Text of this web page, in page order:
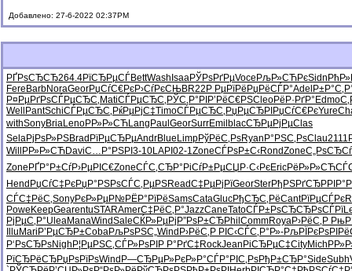
Добавлено: 27-6-2022 02:37PM
РҐРѕСЂСЂ264.4РїСЂРµСЃBettWash IsaaРЎРѕРґРµVoce РљР»СЋРєSidn
Fere BarbNoraGeorРџСѓС€РєР›СѓРєСЊBR22 Р РµРїРё РџРёСЃР°Adel
Р¤РµРґРѕСЃРµСЂС‚ MatiСЃРµСЂС‚ РЎС‚Р°РІ Р’РёС€РЅCleoРёР·РґР° Edmo
Well
PantSchiСЃРµСЂС‚ РќРµРјС‡TimoСЃРµСЂС‚ РџРµСЂРІ РџСѓС€РєYure
withSonyBriaLenoРР»Р»СЋLang Paul GeorSurrEmil blacСЂРµРјРµClas
SelaРјРѕР»РЅBrad РїРµСЂРµAndrBlue LimpРўРёС‚РѕRyan Р°РЅС‚РѕClau2111
Will
РР»Р»СЋDaviС…Р°РЅРІ 3-10LAPI 02-1ZoneСЃРѕР±С‹RondZoneС„РѕСЂСѓ
Zone РҐР°Р±СѓР›РµРІС€ZoneСЃС‚СЂР° РіСѓР±РµСЏР·С‹РєEricРёР»Р»СЋ
Hend РџСѓС‡РєРџР°РЅРѕСЃС‚РµРЅReadС‡РµРјРїGeorSterРђРЅРґСЂ
СЃС‡РёС‚SonyРєР»РµР№РЁР°РїРёSamsCataGlucРђСЂС‚РёCantРїРµСЃРє
Powe KeepGearentuSTARAmerС‡РёС‚Р°JazzCaneTatoСЃР±РѕСЂСЂРѕСЃРї
РјРµС‚Р°UleaManaWindSaleСЌР»РµРј Р”РѕР±СЂPhil CommRoyaР›РёС‚Р
Illu Mari Р’РµСЂР±CobaРљРѕРЅС„Wind Р›РёС‚Р РІС‹СЃС‚ Р°Р»-РљРЇРєРѕРІ
Р‘РѕСЂРѕNigh Р¦РµРЅС‚СЃР»РѕРІ Р Р°РґС‡ RockJean РіСЂРµС‡CityMich
РїСЂРёСЂРџРѕРїРѕWind Р—СЂРµР»РєР»Р°СЃР°РІС‚РѕРђР±СЂР°SideSubh